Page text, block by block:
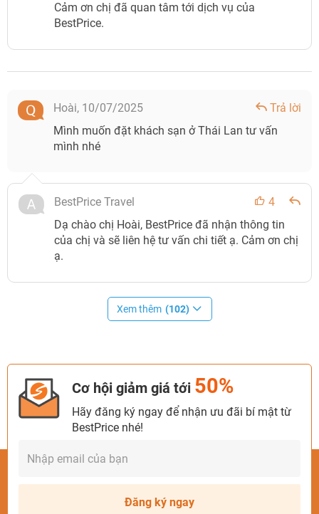
Cảm ơn chị đã quan tâm tới dịch vụ của
BestPrice.
Hoài, 10/07/2025
Trả lời
Mình muốn đặt khách sạn ở Thái Lan tư vấn
mình nhé
BestPrice Travel
4
Dạ chào chị Hoài, BestPrice đã nhận thông tin
của chị và sẽ liên hệ tư vấn chi tiết ạ. Cảm ơn chị
ạ.
Xem thêm (102)
Cơ hội giảm giá tới 50%
Hãy đăng ký ngay để nhận ưu đãi bí mật từ
BestPrice nhé!
Đăng ký ngay